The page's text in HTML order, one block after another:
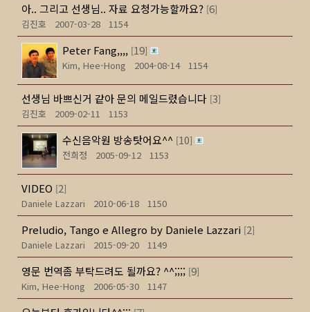
아.. 그리고 선생님.. 자료 요청가능할까요? [6]
김진호
2007-03-28 1154
Peter Fang,,,, [19]
Kim, Hee-Hong
2004-08-14 1154
선생님 바쁘신거 같아 문의 메일드렸습니다 [3]
김진호
2009-02-11 1153
수신음악원 방송탓어요^^ [10]
전희정
2005-09-12 1153
VIDEO [2]
Daniele Lazzari
2010-06-18 1150
Preludio, Tango e Allegro by Daniele Lazzari [2]
Daniele Lazzari
2015-09-20 1149
영문 번역좀 부탁드려도 될까요? ^^;;;; [9]
Kim, Hee-Hong
2006-05-30 1147